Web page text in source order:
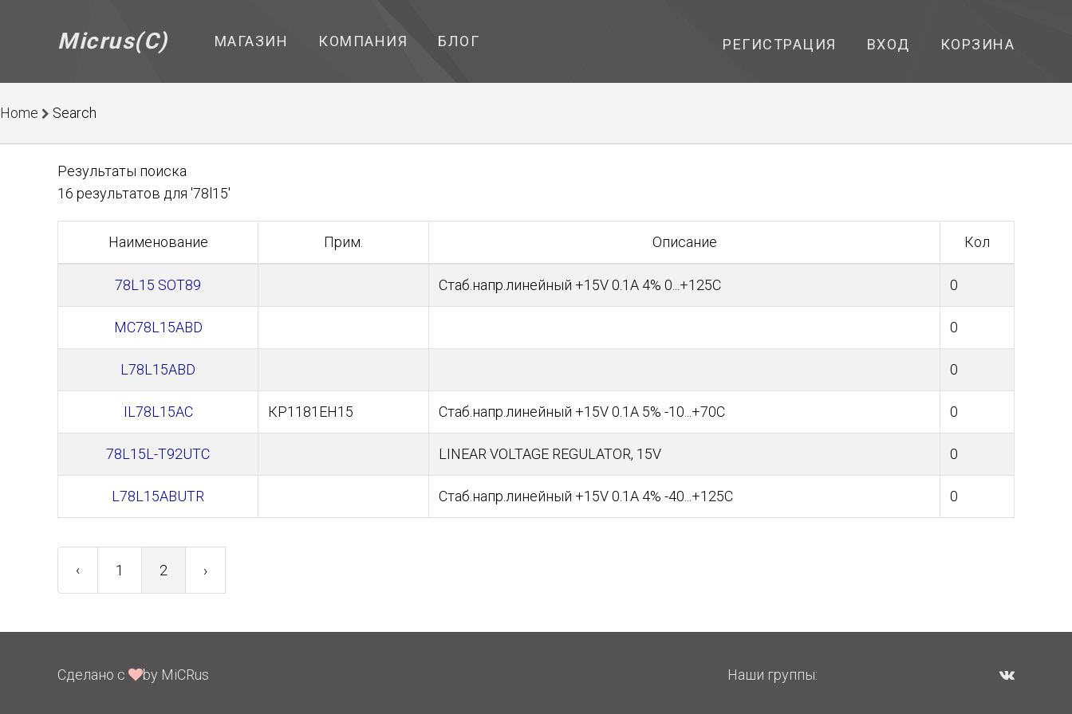
Micrus(C) МАГАЗИН КОМПАНИЯ БЛОГ РЕГИСТРАЦИЯ ВХОД КОРЗИНА
Home Search
Результаты поиска
16 результатов для '78l15'
Наименование Прим. Описание Кол
78L15 SOT89 Стаб.напр.линейный +15V 0.1A 4% 0...+125C 0
MC78L15ABD 0
L78L15ABD 0
IL78L15AC КР1181ЕН15 Стаб.напр.линейный +15V 0.1A 5% -10...+70C 0
78L15L-T92UTC LINEAR VOLTAGE REGULATOR, 15V 0
L78L15ABUTR Стаб.напр.линейный +15V 0.1A 4% -40...+125C 0
‹ 1 2 ›
Сделано с by MiCRus Наши группы: